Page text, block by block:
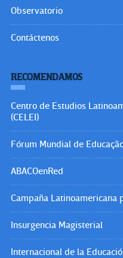
Observatorio
Contáctenos
RECOMENDAMOS
Centro de Estudios
(CELEI)
Fórum Mundial de
ABACOenRed
Campaña Latinoamericana
Insurgencia Magisterial
Internacional de la